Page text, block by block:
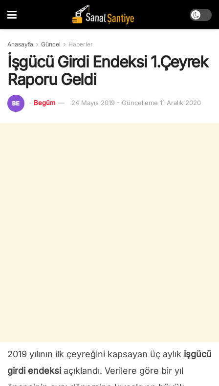
Anasayfa Güncel Haberler
İşgücü Girdi Endeksi 1.Çeyrek
Raporu Geldi
- Begüm 24 Mayıs 2019 - Güncelleme 11 Aralık 2020
2019 yılının ilk çeyreğini kapsayan üç aylık işgücü
girdi endeksi açıklandı. Verilere göre bir yıl